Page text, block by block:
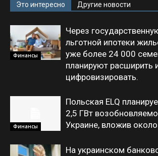
Это интересно Другие новости
Финансы
Через
льготной ипотеки
уже более 24 000
планируют расширить
цифровизировать.
Финансы
Польская ELQ
2,5 ГВт
Украине, вложив
На украинском